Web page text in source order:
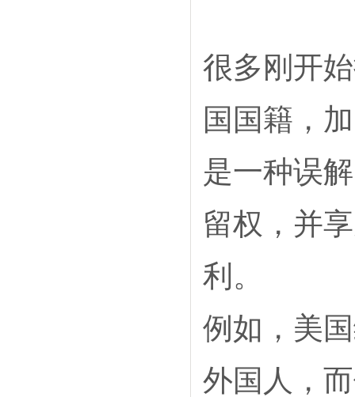
很多刚开
国国籍，
是一种误
留权，并
利。
例如，美
外国人，